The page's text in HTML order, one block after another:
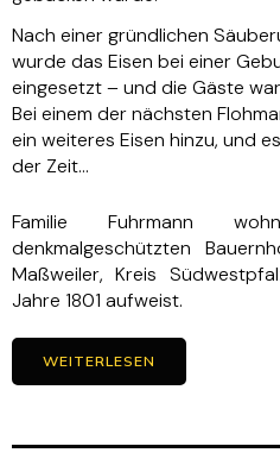
Nach einer gründlichen
wurde das Eisen bei einer
eingesetzt – und die Gäste
Bei einem der nächsten
ein weiteres Eisen hinzu, und
der Zeit…
Familie Fuhrmann
denkmalgeschützten
Maßweiler, Kreis
Jahre 1801 aufweist.
WEITERLESEN